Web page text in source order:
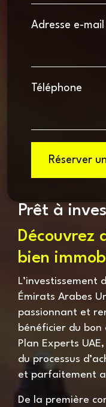
Adresse e-mail
Téléphone
Réserver
Prêt à
Découvrez
bien
L’investissement
Émirats Arabes
passionnant et
bénéficier du
Plan Experts
du processus
et parfaitement
De la première